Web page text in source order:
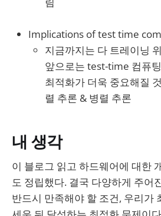
Implications of test time
지금까지는 다 트레이닝
앞으로는 test-time 컴퓨
최적화가 더욱 중요해질
렬 추론 & 병렬 추론
내 생각
이 블로그 읽고 하드웨어에 대한
도 정립했다. 결국 다양하게 주어
반드시 만족해야 할 조건, 우리가